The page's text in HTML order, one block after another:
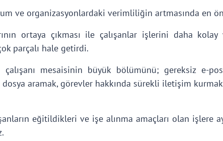
ve organizasyonlardaki verimliliğin artmasında en
ortaya çıkması ile çalışanlar işlerini daha
parçalı hale getirdi.
mesaisinin büyük bölümünü; gereksiz e-
dosya aramak, görevler hakkında sürekli iletişim
eğitildikleri ve işe alınma amaçları olan işlere